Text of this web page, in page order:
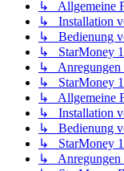
↳ Allgemeine
↳ Installation
↳ Bedienung
↳ StarMoney
↳ Anregungen
↳ StarMoney
↳ Allgemeine
↳ Installation
↳ Bedienung
↳ StarMoney
↳ Anregungen